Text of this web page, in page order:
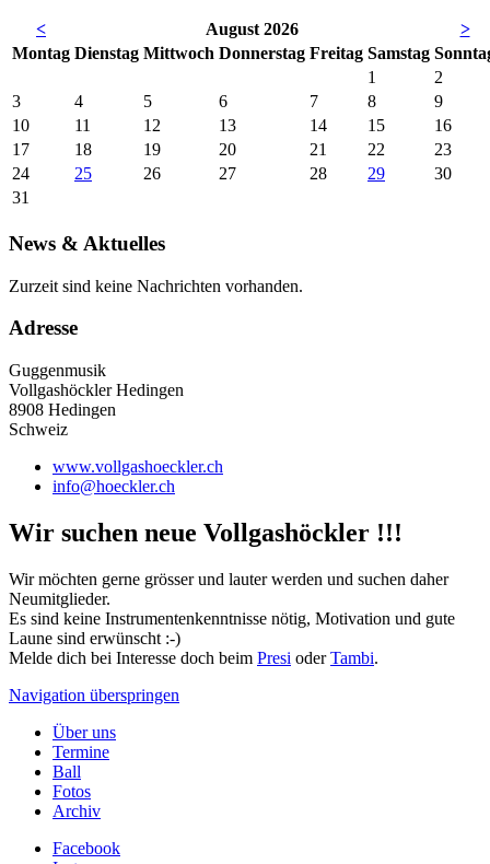
< August 2026
>
Montag Dienstag Mittwoch Donnerstag Freitag Samstag So
1
2
3
4 5 6 7 8
9
10
11 12 13 14 15
16
17
18 19 20 21 22
23
24
25 26 27 28 29
30
31
News & Aktuelles
Zurzeit sind keine Nachrichten vorhanden.
Adresse
Guggenmusik
Vollgashöckler Hedingen
8908 Hedingen
Schweiz
www.vollgashoeckler.ch
info@hoeckler.ch
Wir suchen neue Vollgashöckler !!!
Wir möchten gerne grösser und lauter werden und suchen daher
Neumitglieder.
Es sind keine Instrumentenkenntnisse nötig, Motivation und gute
Laune sind erwünscht :-)
Melde dich bei Interesse doch beim Presi oderTambi.
Navigation überspringen
Über uns
Termine
Ball
Fotos
Archiv
Facebook